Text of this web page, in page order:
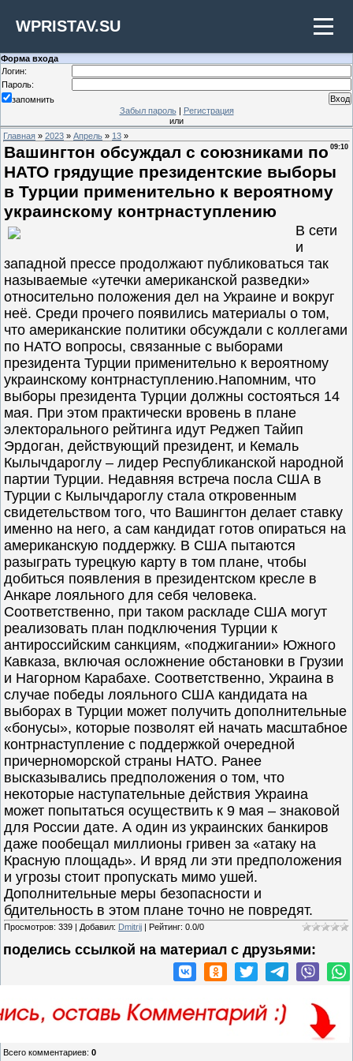
WPRISTAV.SU
Форма входа
Логин:
Пароль:
запомнить
Забыл пароль| Регистрация
или
Главная » 2023 » Апрель » 13 »
09:10
Вашингтон обсуждал с союзниками по
НАТО грядущие президентские выборы
в Турции применительно к вероятному
украинскому контрнаступлению
В сети
и
западной прессе продолжают публиковаться так
называемые «утечки американской разведки»
относительно положения дел на Украине и вокруг
неё. Среди прочего появились материалы о том,
что американские политики обсуждали с коллегами
по НАТО вопросы, связанные с выборами
президента Турции применительно к вероятному
украинскому контрнаступлению.Напомним, что
выборы президента Турции должны состояться 14
мая. При этом практически вровень в плане
электорального рейтинга идут Реджеп Тайип
Эрдоган, действующий президент, и Кемаль
Кылычдароглу – лидер Республиканской народной
партии Турции. Недавняя встреча посла США в
Турции с Кылычдароглу стала откровенным
свидетельством того, что Вашингтон делает ставку
именно на него, а сам кандидат готов опираться на
американскую поддержку. В США пытаются
разыграть турецкую карту в том плане, чтобы
добиться появления в президентском кресле в
Анкаре лояльного для себя человека.
Соответственно, при таком раскладе США могут
реализовать план подключения Турции к
антироссийским санкциям, «поджигании» Южного
Кавказа, включая осложнение обстановки в Грузии
и Нагорном Карабахе. Соответственно, Украина в
случае победы лояльного США кандидата на
выборах в Турции может получить дополнительные
«бонусы», которые позволят ей начать масштабное
контрнаступление с поддержкой очередной
причерноморской страны НАТО. Ранее
высказывались предположения о том, что
некоторые наступательные действия Украина
может попытаться осуществить к 9 мая – знаковой
для России дате. А один из украинских банкиров
даже пообещал миллионы гривен за «атаку на
Красную площадь». И вряд ли эти предположения
и угрозы стоит пропускать мимо ушей.
Дополнительные меры безопасности и
бдительность в этом плане точно не повредят.
Просмотров: 339 | Добавил: Dmitrij | Рейтинг: 0.0/0
поделись ссылкой на материал c друзьями:
Всего комментариев: 0